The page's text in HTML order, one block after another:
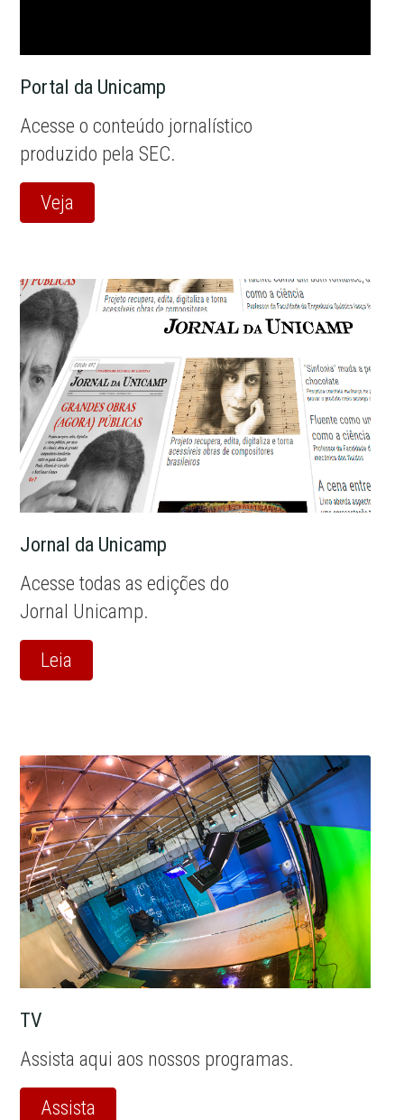
Portal da Unicamp
Acesse o conteúdo jornalístico
produzido pela SEC.
Veja
Jornal da Unicamp
Acesse todas as edições do
Jornal Unicamp.
Leia
TV
Assista aqui aos nossos programas.
Assista